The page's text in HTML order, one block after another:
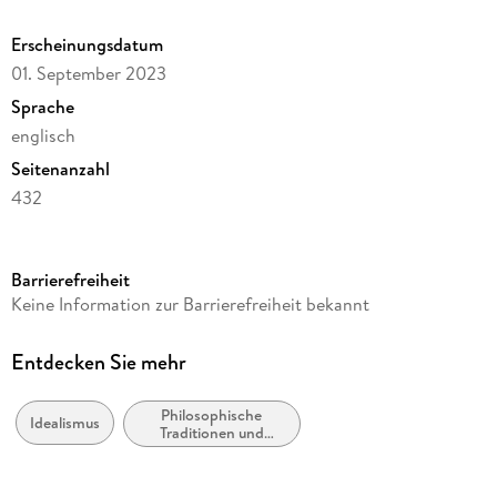
Erscheinungsdatum
01. September 2023
Sprache
englisch
Seitenanzahl
432
Autor/Autorin
Verlag/Hersteller
Abbildungen
XIV, 415 p. 6 illus.
Barrierefreiheit
Keine Information zur Barrierefreiheit bekannt
Entdecken Sie mehr
Idealismus
Philosophische
Traditionen und
Denkschulen